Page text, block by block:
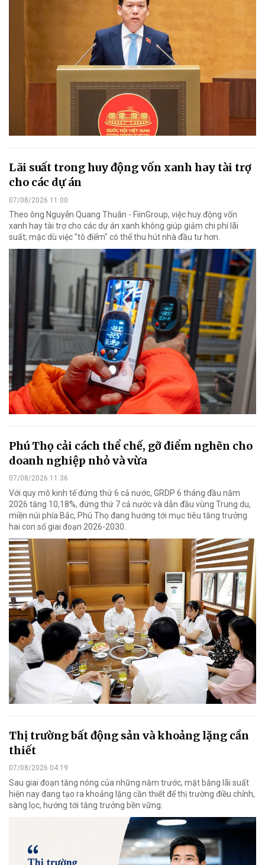
Lãi suất trong huy động vốn xanh hay tài trợ
cho các dự án
07/08/2026 11:00
Theo ông Nguyễn Quang Thuân - FiinGroup, việc huy động vốn
xanh hay tài trợ cho các dự án xanh không giúp giảm chi phí lãi
suất; mặc dù việc "tô điểm" có thể thu hút nhà đầu tư hơn.
Phú Thọ cải cách thể chế, gỡ điểm nghẽn cho
doanh nghiệp nhỏ và vừa
07/08/2026 11:36
Với quy mô kinh tế đứng thứ 6 cả nước, GRDP 6 tháng đầu năm
2026 tăng 10,18%, đứng thứ 7 cả nước và dẫn đầu vùng Trung du,
miền núi phía Bắc, Phú Thọ đang hướng tới mục tiêu tăng trưởng
hai con số giai đoạn 2026-2030.
Thị trường bất động sản và khoảng lặng cần
thiết
07/08/2026 04:19
Sau giai đoạn tăng nóng của những năm trước, mặt bằng lãi suất
hiện nay đang tạo ra khoảng lặng cần thiết để thị trường điều chỉnh,
sàng lọc, hướng tới tăng trưởng bền vững.